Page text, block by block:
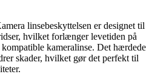
linsebeskyttelsen er designet til
hvilket forlænger levetiden på
kameralinse. Det hærdede
skader, hvilket gør det perfekt til